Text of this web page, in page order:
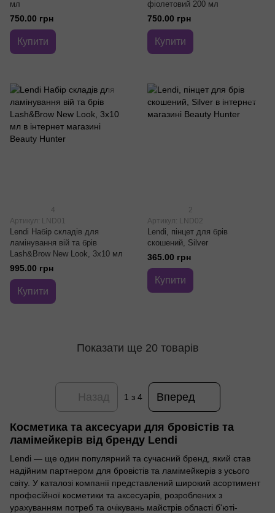
мл
750.00 грн
Купити
фіолетовий 200 мл
750.00 грн
Купити
4
Артикул: LND01
Lendi Набір складів для
ламінування вій та брів
Lash&Brow New Look, 3х10 мл
995.00 грн
Купити
2
Артикул: LND02
Lendi, пінцет для брів
cкошений, Silver
365.00 грн
Купити
Показати ще 20 товарів
Назад 1 з 4 Вперед
Косметика та аксесуари для бровістів та
ламімейкерів від бренду Lendi
Lendi — ще один популярний та сучасний бренд, який став
надійним партнером для бровістів та ламімейкерів з усього
світу. У каталозі компанії представлений широкий асортимент
професійної косметики та аксесуарів, розроблених з
урахуванням потреб та очікувань майстрів області б'юті-